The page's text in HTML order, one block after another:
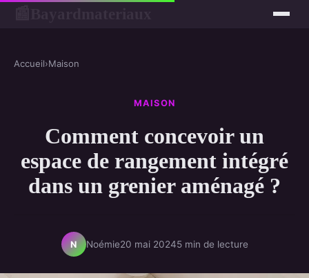
Accueil›Maison
MAISON
Comment concevoir un
espace de rangement intégré
dans un grenier aménagé ?
N Noémie20 mai 20245 min de lecture